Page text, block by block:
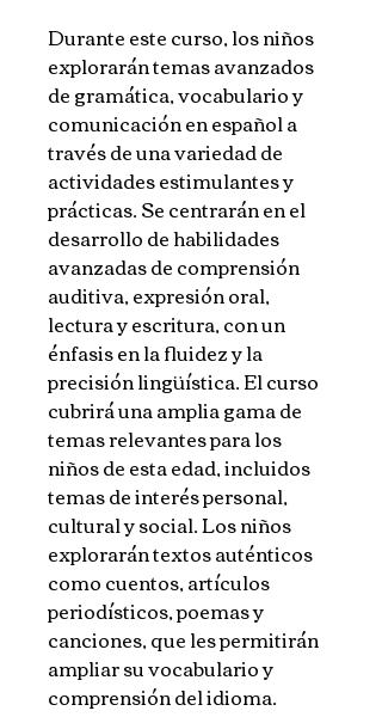
Durante este curso, los niños
explorarán temas avanzados
de gramática, vocabulario y
comunicación en español a
través de una variedad de
actividades estimulantes y
prácticas. Se centrarán en el
desarrollo de habilidades
avanzadas de comprensión
auditiva, expresión oral,
lectura y escritura, con un
énfasis en la fluidez y la
precisión lingüística. El curso
cubrirá una amplia gama de
temas relevantes para los
niños de esta edad, incluidos
temas de interés personal,
cultural y social. Los niños
explorarán textos auténticos
como cuentos, artículos
periodísticos, poemas y
canciones, que les permitirán
ampliar su vocabulario y
comprensión del idioma.